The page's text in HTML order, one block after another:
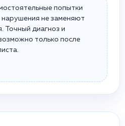
попытки
нарушения не заменяют
Точный диагноз и
только после